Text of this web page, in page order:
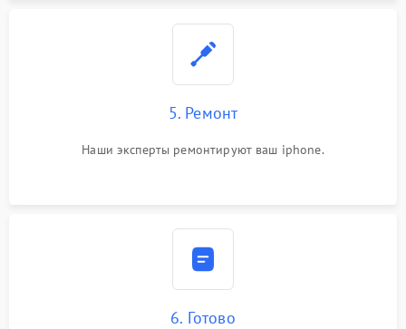
5. Ремонт
Наши эксперты ремонтируют ваш iphone.
6. Готово